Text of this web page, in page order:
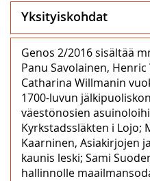
Yksityiskohdat
Genos 2/2016 sisältää
Panu Savolainen,
Catharina Willmanin
1700-luvun
väestönosien
Kyrkstadssläkten i Lojo;
Kaarninen, Asiakirjojen
kaunis leski; Sami
hallinnolle